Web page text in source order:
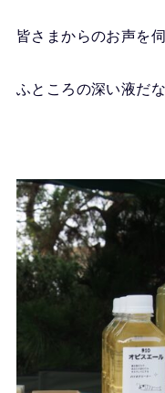
皆さまからのお声を
ふところの深い液だ